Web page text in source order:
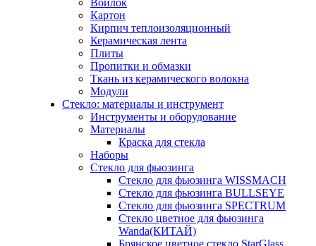
Войлок
Картон
Кирпич теплоизоляционный
Керамическая лента
Плиты
Пропитки и обмазки
Ткань из керамического волокна
Модули
Стекло: материалы и инструмент
Инструменты и оборудование
Материалы
Краска для стекла
Наборы
Стекло для фьюзинга
Стекло для фьюзинга WISSMACH
Стекло для фьюзинга BULLSEYE
Стекло для фьюзинга SPECTRUM
Стекло цветное для фьюзинга
Wanda(КИТАЙ)
Брянское цветное стекло StarGlass